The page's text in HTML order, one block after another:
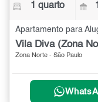
1 quarto
Vila Diva (Zona
Zona Norte - São Paulo